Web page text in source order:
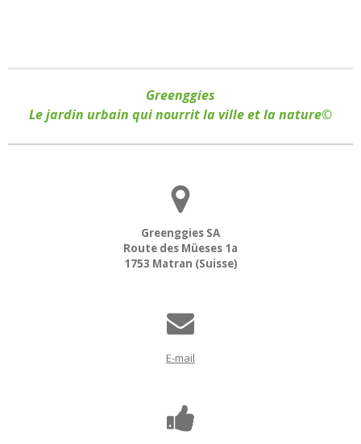
Greenggies
Le jardin urbain qui nourrit la ville et la nature©
Greenggies SA
Route des Müeses 1a
1753 Matran (Suisse)
E-mail